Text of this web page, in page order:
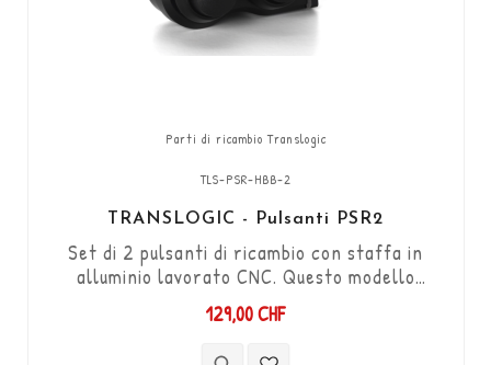
Parti di ricambio Translogic
TLS-PSR-HBB-2
TRANSLOGIC - Pulsanti PSR2
Set di 2 pulsanti di ricambio con staffa in
alluminio lavorato CNC. Questo modello
equipaggia la PSR2 tipo "Powershifter". Adatto
per il montaggio su manubri da 7/8" (22,2
mm).
129,00 CHF